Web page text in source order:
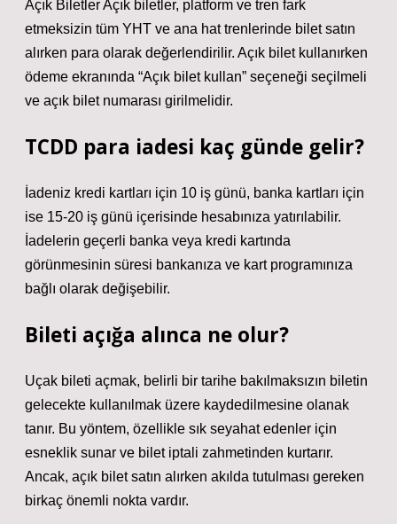
Açık Biletler Açık biletler, platform ve tren fark
etmeksizin tüm YHT ve ana hat trenlerinde bilet satın
alırken para olarak değerlendirilir. Açık bilet kullanırken
ödeme ekranında “Açık bilet kullan” seçeneği seçilmeli
ve açık bilet numarası girilmelidir.
TCDD para iadesi kaç günde gelir?
İadeniz kredi kartları için 10 iş günü, banka kartları için
ise 15-20 iş günü içerisinde hesabınıza yatırılabilir.
İadelerin geçerli banka veya kredi kartında
görünmesinin süresi bankanıza ve kart programınıza
bağlı olarak değişebilir.
Bileti açığa alınca ne olur?
Uçak bileti açmak, belirli bir tarihe bakılmaksızın biletin
gelecekte kullanılmak üzere kaydedilmesine olanak
tanır. Bu yöntem, özellikle sık seyahat edenler için
esneklik sunar ve bilet iptali zahmetinden kurtarır.
Ancak, açık bilet satın alırken akılda tutulması gereken
birkaç önemli nokta vardır.